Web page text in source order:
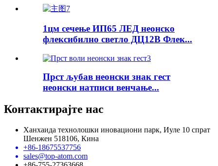
1цм сечење ИП65 ЛЕД неонско
флексибилно светло ДЦ12В Флек...
Прст љубав неонски знак гест
неонски натписи венчање...
Контактирајте нас
Ханхаида технолошки иновациони парк, Иуле 10 спрат
Шенжен 518106, Кина
+86-18675537756
sales@top-atom.com